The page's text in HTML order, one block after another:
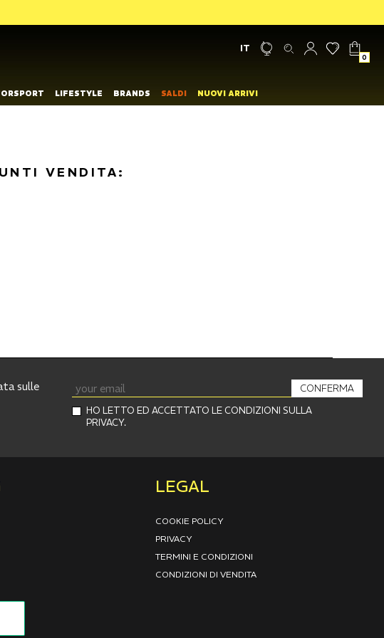
IT
0
LIFESTYLE BRANDS SALDI NUOVI ARRIVI
VENDITA:
sulle
HO LETTO ED ACCETTATO LE CONDIZIONI SULLA
PRIVACY.
CONFERMA
LEGAL
COOKIE POLICY
PRIVACY
TERMINI E CONDIZIONI
CONDIZIONI DI VENDITA